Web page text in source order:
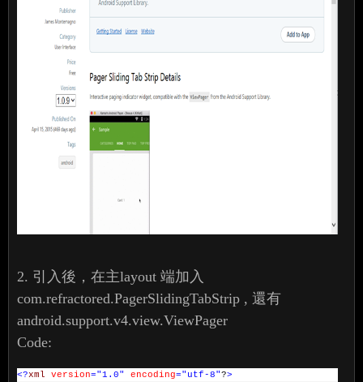
2. 引入後，在主layout 端加入
com.refractored.PagerSlidingTabStrip , 還有
android.support.v4.view.ViewPager
Code:
<?xml version="1.0" encoding="utf-8"?>